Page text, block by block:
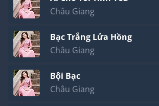
Châu Giang
Bạc Trắng Lửa Hồng
Châu Giang
Bội Bạc
Châu Giang